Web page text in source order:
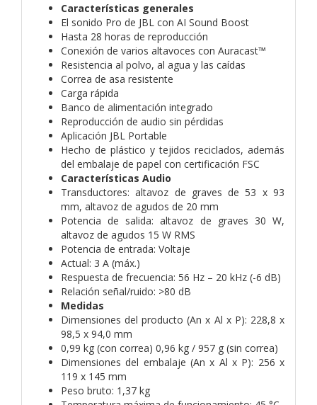
Características generales
El sonido Pro de JBL con AI Sound Boost
Hasta 28 horas de reproducción
Conexión de varios altavoces con Auracast™
Resistencia al polvo, al agua y las caídas
Correa de asa resistente
Carga rápida
Banco de alimentación integrado
Reproducción de audio sin pérdidas
Aplicación JBL Portable
Hecho de plástico y tejidos reciclados, además
del embalaje de papel con certificación FSC
Características Audio
Transductores: altavoz de graves de 53 x 93
mm, altavoz de agudos de 20 mm
Potencia de salida: altavoz de graves 30 W,
altavoz de agudos 15 W RMS
Potencia de entrada: Voltaje
Actual: 3 A (máx.)
Respuesta de frecuencia: 56 Hz – 20 kHz (-6 dB)
Relación señal/ruido: >80 dB
Medidas
Dimensiones del producto (An x Al x P): 228,8 x
98,5 x 94,0 mm
0,99 kg (con correa) 0,96 kg / 957 g (sin correa)
Dimensiones del embalaje (An x Al x P): 256 x
119 x 145 mm
Peso bruto: 1,37 kg